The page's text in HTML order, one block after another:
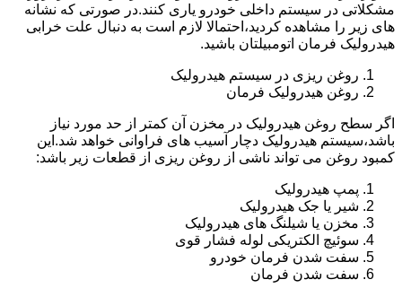
مشکلاتی در سیستم داخلی خودرو یاری کنند.در صورتی که نشانه
های زیر را مشاهده کردید،احتمالا لازم است به دنبال علت خرابی
هیدرولیک فرمان اتومبیلتان باشید.
روغن ریزی در سیستم هیدرولیک
روغن هیدرولیک فرمان
اگر سطح روغن هیدرولیک در مخزن آن کمتر از حد مورد نیاز
باشد،سیستم هیدرولیک دچار آسیب های فراوانی خواهد شد.این
کمبود روغن می تواند ناشی از روغن ریزی از قطعات زیر باشد:
پمپ هیدرولیک
شیر یا جک هیدرولیک
مخزن یا شیلنگ های هیدرولیک
سوئیچ الکتریکی لوله فشار قوی
سفت شدن فرمان خودرو
سفت شدن فرمان